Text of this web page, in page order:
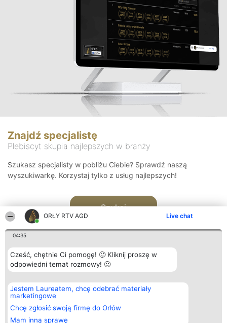
ORŁY RTV AGD Live chat
04:35
Cześć, chętnie Ci pomogę! 🙂 Kliknij proszę w
odpowiedni temat rozmowy! 🙂
Jestem Laureatem, chcę odebrać materiały
marketingowe
Chcę zgłosić swoją firmę do Orłów
Mam inną sprawę
Znajdź specjalistę
Plebiscyt skupia najlepszych w branży
Szukasz specjalisty w pobliżu Ciebie? Sprawdź naszą
wyszukiwarkę. Korzystaj tylko z usług najlepszych!
Szukaj
Organizator plebiscytu
Bright Side Solutions sp. z o.
o. sp. k.
ul. Ruska 22
Wrocław 50-079
KRS 0000749100 | Regon
Plebiscyt
Laureaci
wszystkich
Laureatów
Kontakt
Kontakt